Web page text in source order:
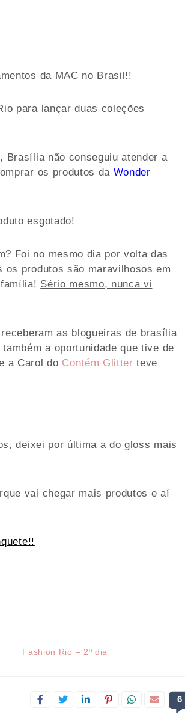
da MAC no Brasil!!
para lançar duas coleções
Brasília não conseguiu atender a
os produtos da Wonder
esgotado!
Foi no mesmo dia por volta das
os produtos são maravilhosos em
Sério mesmo, nunca vi
as blogueiras de brasília
a oportunidade que tive de
a Carol do Contém Glitter teve
deixei por última a do gloss mais
vai chegar mais produtos e aí
Fashion Rio – 2º dia
6